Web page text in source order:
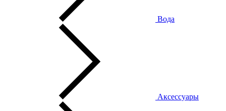
Вода
Аксессуары